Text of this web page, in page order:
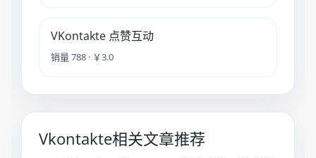
VKontakte 点赞互动
销量 788 · ￥3.0
Vkontakte相关文章推荐